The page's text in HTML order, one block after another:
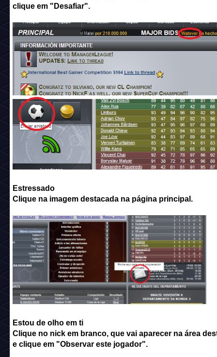
clique em "Desafiar".
Estressado
Clique na imagem destacada na página principal.
Estou de olho em ti
Clique no nick em branco, que vai aparecer na área
e clique em "Observar este jogador".